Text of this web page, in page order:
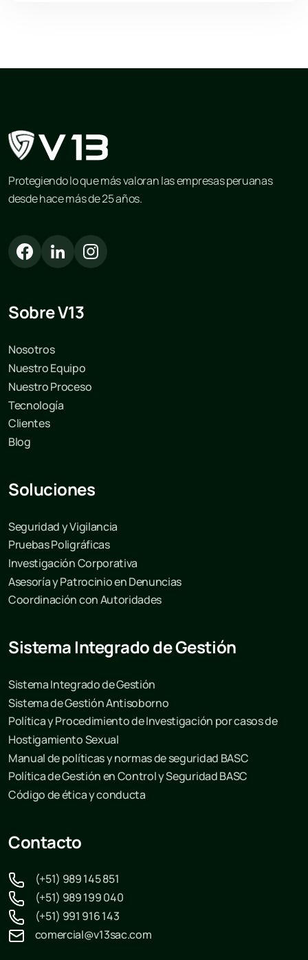
Protegiendo lo que más valoran las empresas peruanas
desde hace más de 25 años.
Sobre V13
Nosotros
Nuestro Equipo
Nuestro Proceso
Tecnología
Clientes
Blog
Soluciones
Seguridad y Vigilancia
Pruebas Poligráficas
Investigación Corporativa
Asesoría y Patrocinio en Denuncias
Coordinación con Autoridades
Sistema Integrado de Gestión
Sistema Integrado de Gestión
Sistema de Gestión Antisoborno
Política y Procedimiento de Investigación por casos de
Hostigamiento Sexual
Manual de políticas y normas de seguridad BASC
Política de Gestión en Control y Seguridad BASC
Código de ética y conducta
Contacto
(+51) 989 145 851
(+51) 989 199 040
(+51) 991 916 143
comercial@v13sac.com